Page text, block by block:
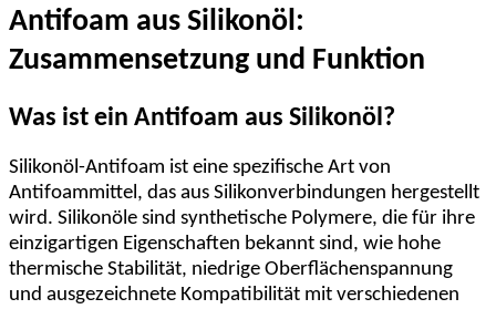
Antifoam aus Silikonöl:
Zusammensetzung und Funktion
Was ist ein Antifoam aus Silikonöl?
Silikonöl-Antifoam ist eine spezifische Art von
Antifoammittel, das aus Silikonverbindungen hergestellt
wird. Silikonöle sind synthetische Polymere, die für ihre
einzigartigen Eigenschaften bekannt sind, wie hohe
thermische Stabilität, niedrige Oberflächenspannung
und ausgezeichnete Kompatibilität mit verschiedenen